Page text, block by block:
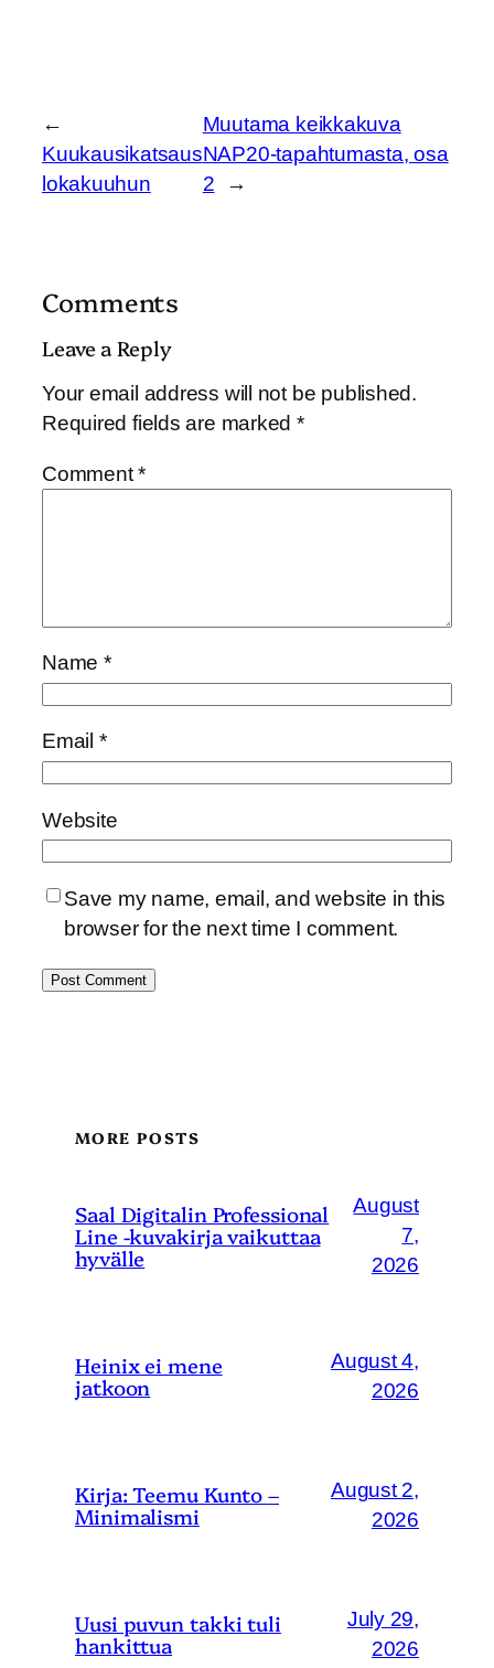
←
Kuukausikatsaus
lokakuuhun
Muutama keikkakuva
NAP20-tapahtumasta, osa
2
→
Comments
Leave a Reply
Your email address will not be published.
Required fields are marked*
Comment*
Name *
Email *
Website
Save my name, email, and website in this
browser for the next time I comment.
MORE POSTS
Saal Digitalin Professional
Line -kuvakirja vaikuttaa
hyvälle
August
7,
2026
Heinix ei mene
jatkoon
August 4,
2026
Kirja: Teemu Kunto –
Minimalismi
August 2,
2026
Uusi puvun takki tuli
hankittua
July 29,
2026